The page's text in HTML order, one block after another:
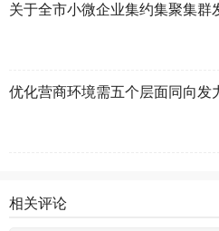
关于全市小微企业集约集聚集群
优化营商环境需五个层面同向发
相关评论